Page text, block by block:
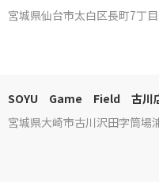
宮城県仙台市太白区長町7丁
SOYU Game Field 古川
宮城県大崎市古川沢田字筒